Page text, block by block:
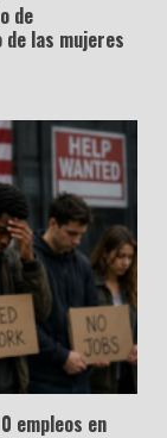
de
las mujeres
empleos en